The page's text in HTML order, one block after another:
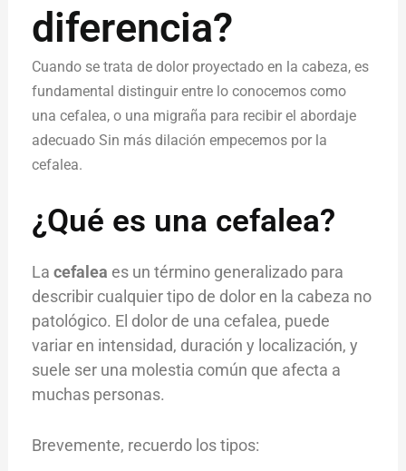
diferencia?
Cuando se trata de dolor proyectado en la cabeza, es
fundamental distinguir entre lo conocemos como
una cefalea, o una migraña para recibir el abordaje
adecuado Sin más dilación empecemos por la
cefalea.
¿Qué es una cefalea?
Lacefalea es un término generalizado para
describir cualquier tipo de dolor en la cabeza no
patológico. El dolor de una cefalea, puede
variar en intensidad, duración y localización, y
suele ser una molestia común que afecta a
muchas personas.
Brevemente, recuerdo los tipos: